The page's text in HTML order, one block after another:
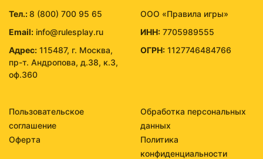
Тел.:8 (800) 700 95 65
Email: info@rulesplay.ru
Адрес: 115487, г. Москва,
пр-т. Андропова, д.38, к.3,
оф.360
ООО «Правила игры»
ИНН: 7705989555
ОГРН: 1127746484766
Пользовательское
соглашение
Обработка персональных
данных
Оферта
Политика
конфиденциальности